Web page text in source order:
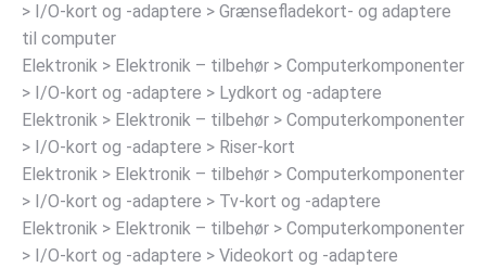
> I/O-kort og -adaptere > Grænsefladekort- og adaptere
til computer
Elektronik > Elektronik – tilbehør > Computerkomponenter
> I/O-kort og -adaptere > Lydkort og -adaptere
Elektronik > Elektronik – tilbehør > Computerkomponenter
> I/O-kort og -adaptere > Riser-kort
Elektronik > Elektronik – tilbehør > Computerkomponenter
> I/O-kort og -adaptere > Tv-kort og -adaptere
Elektronik > Elektronik – tilbehør > Computerkomponenter
> I/O-kort og -adaptere > Videokort og -adaptere